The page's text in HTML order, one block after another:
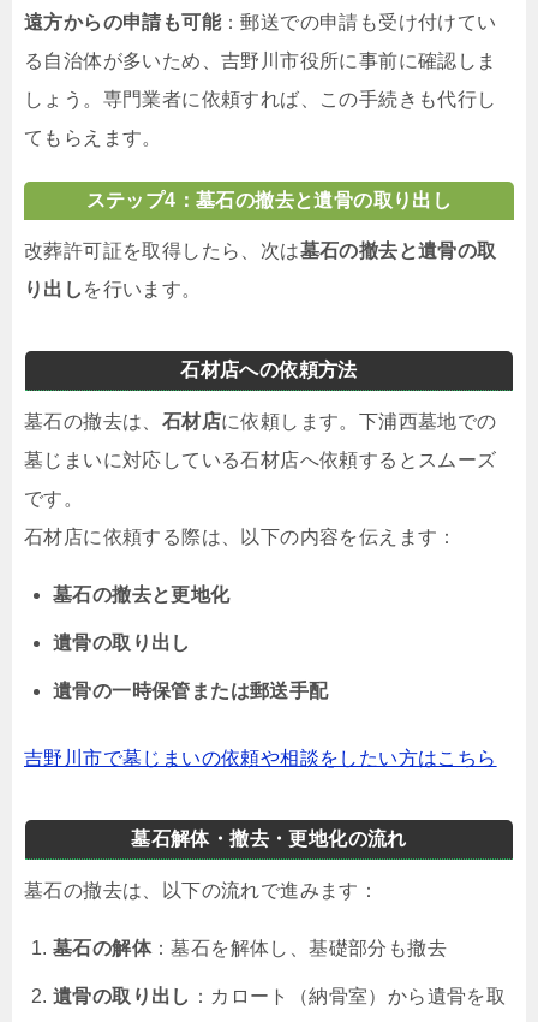
遠方からの申請も可能：郵送での申請も受け付けてい
る自治体が多いため、吉野川市役所に事前に確認しま
しょう。専門業者に依頼すれば、この手続きも代行し
てもらえます。
ステップ4：墓石の撤去と遺骨の取り出し
改葬許可証を取得したら、次は墓石の撤去と遺骨の取
り出し を行います。
石材店への依頼方法
墓石の撤去は、 石材店に依頼します。下浦西墓地での
墓じまいに対応している石材店へ依頼するとスムーズ
です。
石材店に依頼する際は、以下の内容を伝えます：
墓石の撤去と更地化
遺骨の取り出し
遺骨の一時保管または郵送手配
吉野川市で墓じまいの依頼や相談をしたい方はこちら
墓石解体・撤去・更地化の流れ
墓石の撤去は、以下の流れで進みます：
墓石の解体：墓石を解体し、基礎部分も撤去
遺骨の取り出し ：カロート（納骨室）から遺骨を取